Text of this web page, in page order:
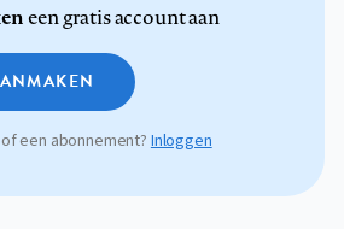
een gratis account aan
een abonnement? Inloggen